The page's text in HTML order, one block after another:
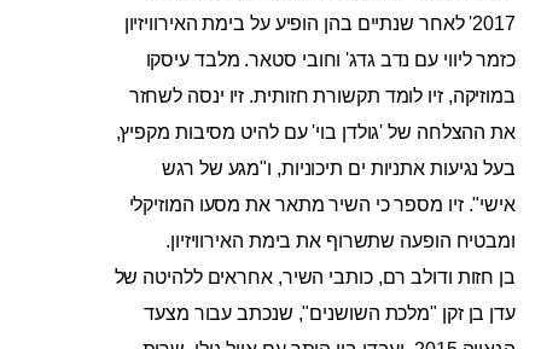
2017' לאחר שנתיים בהן הופיע על בימת האירוויזיון
כזמר ליווי עם נדב גדג' וחובי סטאר. מלבד עיסקו
במוזיקה, זיו לומד תקשורת חזותית. זיו ינסה לשחזר
את ההצלחה של 'גולדן בוי' עם להיט מסיבות מקפיץ,
בעל נגיעות אתניות ים תיכוניות, ו"מגע של רגש
אישי". זיו מספר כי השיר מתאר את מסעו המוזיקלי
ומבטיח הופעה שתשרוף את בימת האירוויזיון.
בן חזות ודולב רם, כותבי השיר, אחראים ללהיטה של
עדן בן זקן "מלכת השושנים", שנכתב עבור מצעד